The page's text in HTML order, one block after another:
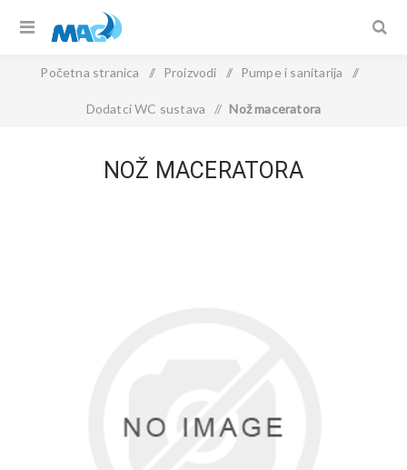
Početna stranica / Proizvodi / Pumpe i sanitarija /
Dodatci WC sustava / Nož maceratora
NOŽ MACERATORA